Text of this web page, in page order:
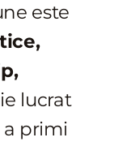
este
lucrat
primi